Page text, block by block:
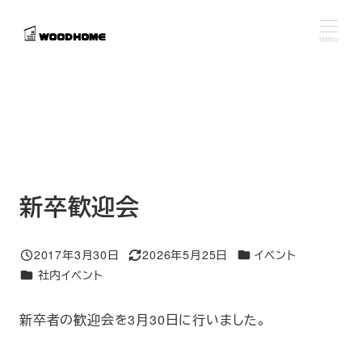
MENU
新卒歓迎会
投稿日
2017年3月30日
更新日
2026年5月25日 カテゴリー
イベント
カテゴリー
社内イベント
新卒者の歓迎会を3月30日に行いました。